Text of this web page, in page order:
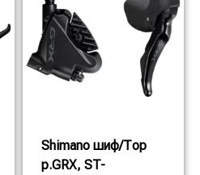
Shimano шиф/Тор
р.GRX, ST-